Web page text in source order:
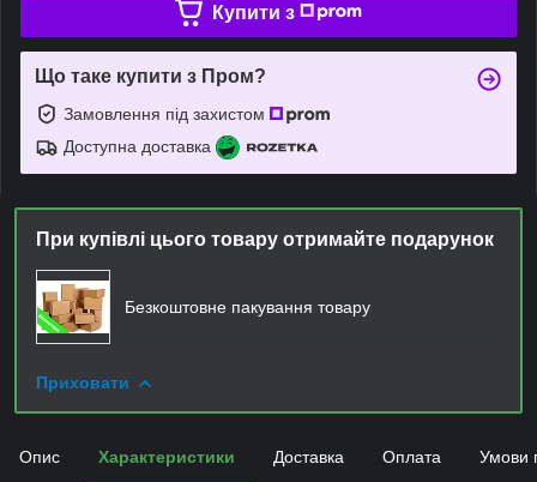
Купити з
Що таке купити з Пром?
Замовлення під захистом
Доступна доставка
При купівлі цього товару отримайте подарунок
Безкоштовне пакування товару
Приховати
Опис Характеристики Доставка Оплата Умови